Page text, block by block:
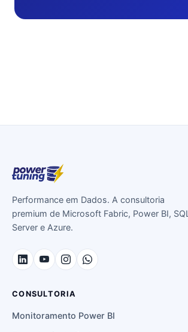
Performance em Dados. A consultoria
premium de Microsoft Fabric, Power BI, SQL
Server e Azure.
CONSULTORIA
Monitoramento Power BI